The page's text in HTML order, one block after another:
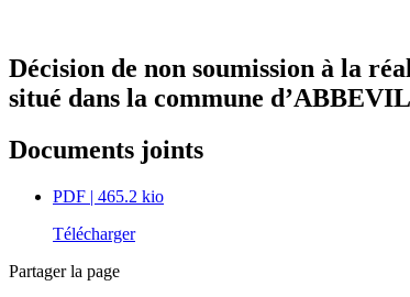
Décision de non soumission à la
situé dans la commune
Documents joints
PDF | 465.2 kio
Télécharger
Partager la page